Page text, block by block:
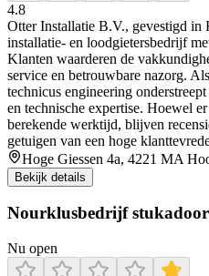
4.8
Otter Installatie B.V., gevestigd in
installatie- en loodgietersbedrijf
Klanten waarderen de
service en betrouwbare nazorg.
technicus engineering
en technische expertise. Hoewel
berekende werktijd, blijven
getuigen van een hoge
Hoge Giessen 4a, 4221 MA
Bekijk details
Nourklusbedrijf
Nu open